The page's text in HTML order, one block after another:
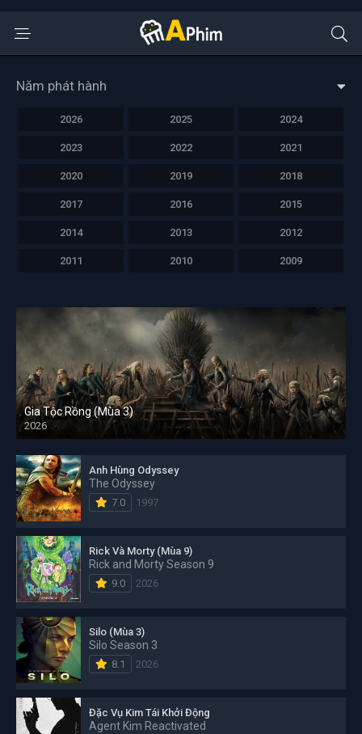
Năm phát hành
2026 2025 2024
2023 2022 2021
2020 2019 2018
2017 2016 2015
2014 2013 2012
2011 2010 2009
Gia Tộc Rồng (Mùa 3)
2026
Anh Hùng Odyssey
The Odyssey
7.0 1997
Rick Và Morty (Mùa 9)
Rick and Morty Season 9
9.0 2026
Silo (Mùa 3)
Silo Season 3
8.1 2026
Đặc Vụ Kim Tái Khởi Động
Agent Kim Reactivated